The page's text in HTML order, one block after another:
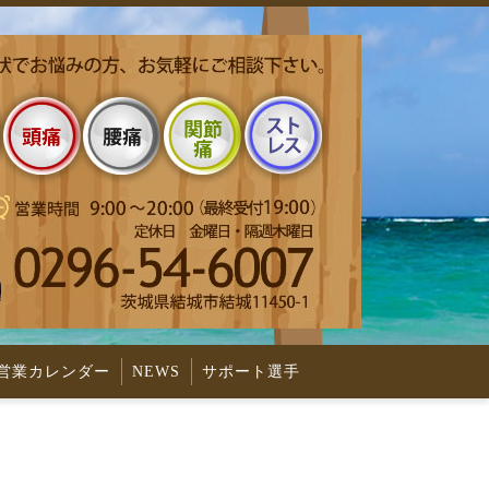
業カレンダー NEWS サポート選手